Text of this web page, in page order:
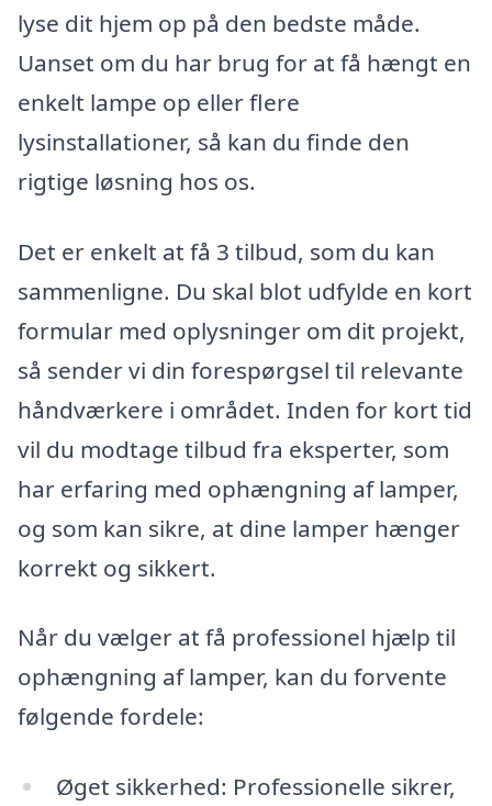
lyse dit hjem op på den bedste måde.
Uanset om du har brug for at få hængt en
enkelt lampe op eller flere
lysinstallationer, så kan du finde den
rigtige løsning hos os.
Det er enkelt at få 3 tilbud, som du kan
sammenligne. Du skal blot udfylde en kort
formular med oplysninger om dit projekt,
så sender vi din forespørgsel til relevante
håndværkere i området. Inden for kort tid
vil du modtage tilbud fra eksperter, som
har erfaring med ophængning af lamper,
og som kan sikre, at dine lamper hænger
korrekt og sikkert.
Når du vælger at få professionel hjælp til
ophængning af lamper, kan du forvente
følgende fordele:
Øget sikkerhed: Professionelle sikrer,